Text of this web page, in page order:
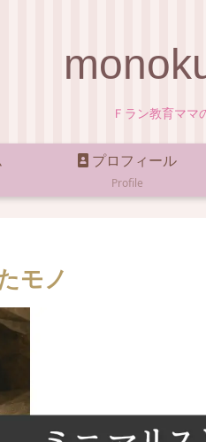
Ｆラン教育ママ
プロフィール
Profile
モノ